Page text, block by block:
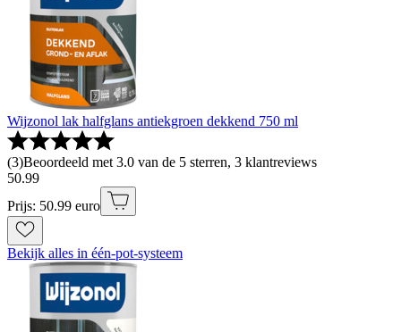
Wijzonol lak halfglans antiekgroen dekkend 750 ml
(3)Beoordeeld met 3.0 van de 5 sterren, 3 klantreviews
50.99
Prijs: 50.99 euro
Bekijk alles in één-pot-systeem